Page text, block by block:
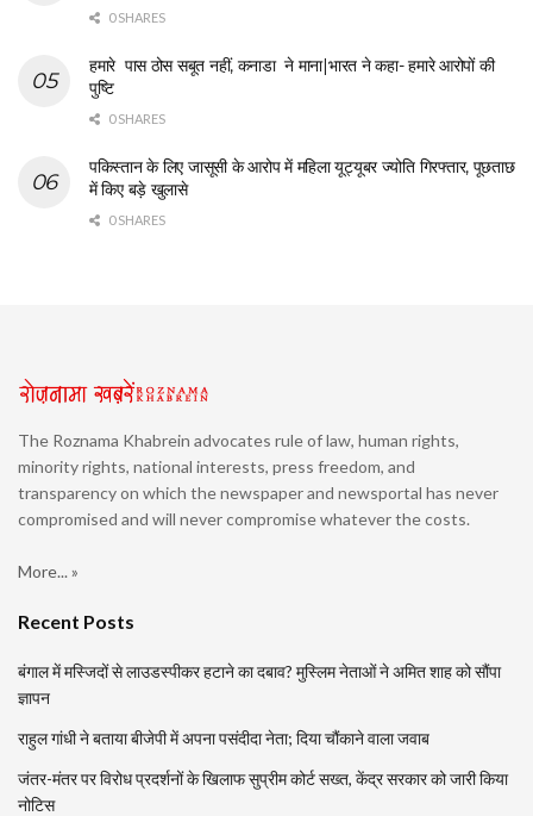
0 SHARES
हमारे पास ठोस सबूत नहीं, कनाडा ने माना|भारत ने कहा- हमारे आरोपों की
पुष्टि
0 SHARES
पकिस्तान के लिए जासूसी के आरोप में महिला यूट्यूबर ज्योति गिरफ्तार, पूछताछ
में किए बड़े खुलासे
0 SHARES
The Roznama Khabrein advocates rule of law, human rights,
minority rights, national interests, press freedom, and
transparency on which the newspaper and newsportal has never
compromised and will never compromise whatever the costs.
More... »
Recent Posts
बंगाल में मस्जिदों से लाउडस्पीकर हटाने का दबाव? मुस्लिम नेताओं ने अमित शाह को सौंपा
ज्ञापन
राहुल गांधी ने बताया बीजेपी में अपना पसंदीदा नेता; दिया चौंकाने वाला जवाब
जंतर-मंतर पर विरोध प्रदर्शनों के खिलाफ सुप्रीम कोर्ट सख्त, केंद्र सरकार को जारी किया
नोटिस